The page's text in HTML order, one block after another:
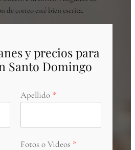
de correo esté bien escrita.
y precios para
Santo Domingo
Apellido
Fotos o Videos